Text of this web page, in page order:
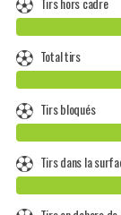
Total tirs
Tirs bloqués
Tirs dans la